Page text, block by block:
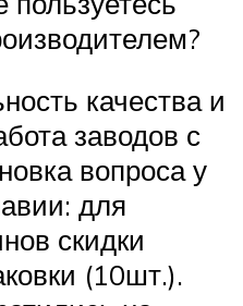
качества и
заводов с
вопроса у
для
скидки
(10шт.).